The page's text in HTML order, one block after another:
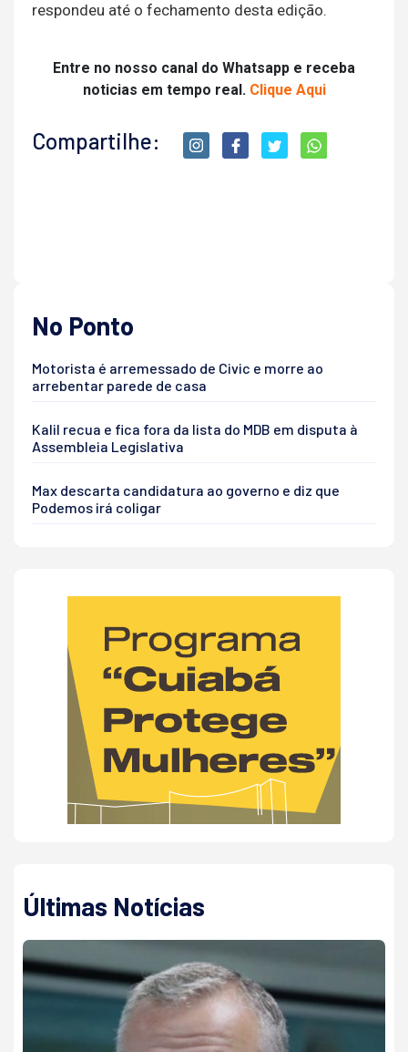
respondeu até o fechamento desta edição.
Entre no nosso canal do Whatsapp e receba
noticias em tempo real. Clique Aqui
Compartilhe:
No Ponto
Motorista é arremessado de Civic e morre ao
arrebentar parede de casa
Kalil recua e fica fora da lista do MDB em disputa à
Assembleia Legislativa
Max descarta candidatura ao governo e diz que
Podemos irá coligar
Últimas Notícias